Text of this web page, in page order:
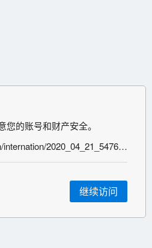
的账号和财产安全。
https://www.guancha.cn/internation/2020_04_21_547622.shtml
继续访问